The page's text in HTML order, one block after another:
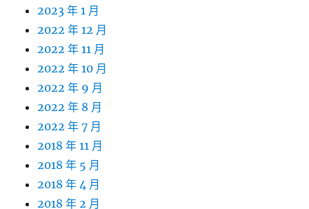
2023 年 1 月
2022 年 12 月
2022 年 11 月
2022 年 10 月
2022 年 9 月
2022 年 8 月
2022 年 7 月
2018 年 11 月
2018 年 5 月
2018 年 4 月
2018 年 2 月